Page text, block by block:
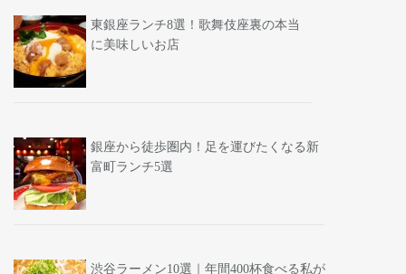
東銀座ランチ8選！歌舞伎座裏の本当
に美味しいお店
銀座から徒歩圏内！足を運びたくなる新
富町ランチ5選
渋谷ラーメン10選｜年間400杯食べる私が